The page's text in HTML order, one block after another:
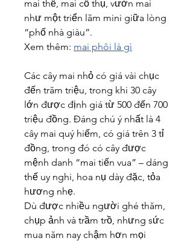
mai thế, mai cổ thụ, vườn mai
như một triển lãm mini giữa lòng
“phố nhà giàu”.
Xem thêm: mai phôi là gì
Các cây mai nhỏ có giá vài chục
đến trăm triệu, trong khi 30 cây
lớn được định giá từ 500 đến 700
triệu đồng. Đáng chú ý nhất là 4
cây mai quý hiếm, có giá trên 3 tỉ
đồng, trong đó có cây được
mệnh danh “mai tiến vua” – dáng
thế uy nghi, hoa nụ dày đặc, tỏa
hương nhẹ.
Dù được nhiều người ghé thăm,
chụp ảnh và trầm trồ, nhưng sức
mua năm nay chậm hơn mọi